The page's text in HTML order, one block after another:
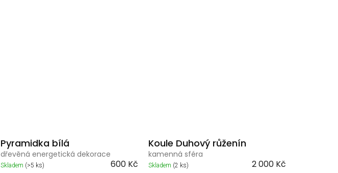
Pyramidka bílá
dřevěná energetická dekorace
Skladem (>5 ks) 600 Kč
Koule Duhový růženín
kamenná sféra
Skladem (2 ks) 2 000 Kč